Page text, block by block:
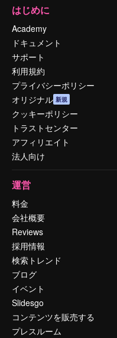
はじめに
Academy
ドキュメント
サポート
利用規約
プライバシーポリシー
オリジナル 新規
クッキーポリシー
トラストセンター
アフィリエイト
法人向け
運営
料金
会社概要
Reviews
採用情報
検索トレンド
ブログ
イベント
Slidesgo
コンテンツを販売する
プレスルーム